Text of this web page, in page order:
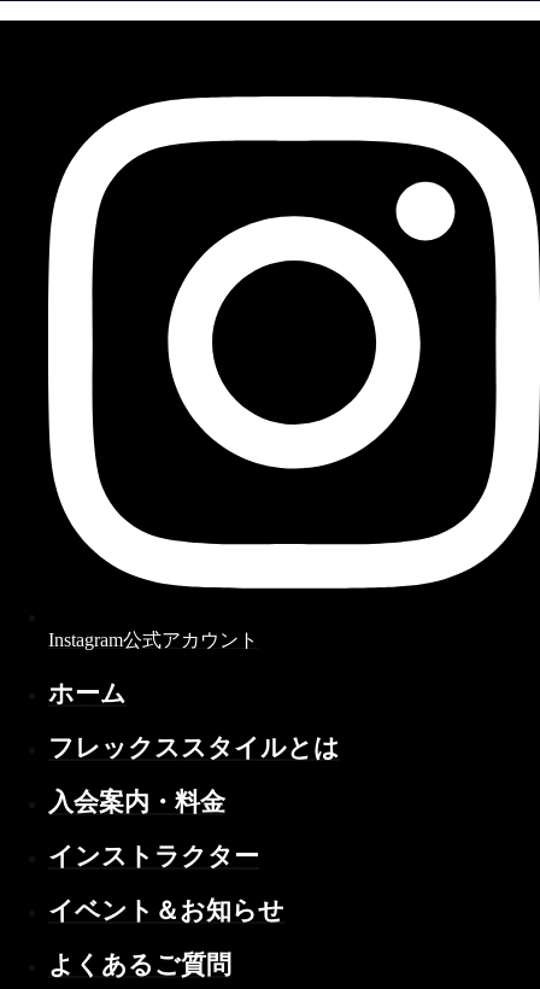
Instagram公式アカウント
ホーム
フレックススタイルとは
入会案内・料金
インストラクター
イベント＆お知らせ
よくあるご質問